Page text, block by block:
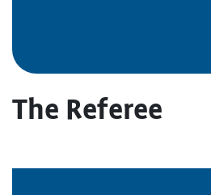
The Referee